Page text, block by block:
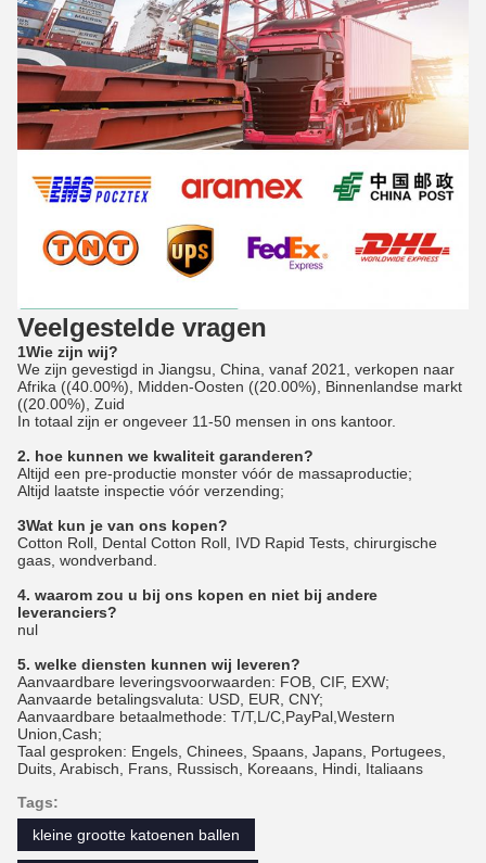
Veelgestelde vragen
1Wie zijn wij?
We zijn gevestigd in Jiangsu, China, vanaf 2021, verkopen naar
Afrika ((40.00%), Midden-Oosten ((20.00%), Binnenlandse markt
((20.00%), Zuid
In totaal zijn er ongeveer 11-50 mensen in ons kantoor.
2. hoe kunnen we kwaliteit garanderen?
Altijd een pre-productie monster vóór de massaproductie;
Altijd laatste inspectie vóór verzending;
3Wat kun je van ons kopen?
Cotton Roll, Dental Cotton Roll, IVD Rapid Tests, chirurgische
gaas, wondverband.
4. waarom zou u bij ons kopen en niet bij andere
leveranciers?
nul
5. welke diensten kunnen wij leveren?
Aanvaardbare leveringsvoorwaarden: FOB, CIF, EXW;
Aanvaarde betalingsvaluta: USD, EUR, CNY;
Aanvaardbare betaalmethode: T/T,L/C,PayPal,Western
Union,Cash;
Taal gesproken: Engels, Chinees, Spaans, Japans, Portugees,
Duits, Arabisch, Frans, Russisch, Koreaans, Hindi, Italiaans
Tags:
kleine grootte katoenen ballen